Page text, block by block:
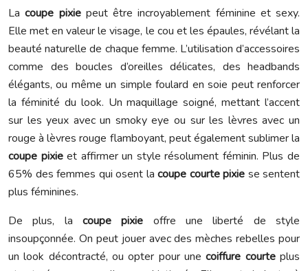
Lacoupe pixie peut être incroyablement féminine et sexy.
Elle met en valeur le visage, le cou et les épaules, révélant la
beauté naturelle de chaque femme. L’utilisation d’accessoires
comme des boucles d’oreilles délicates, des headbands
élégants, ou même un simple foulard en soie peut renforcer
la féminité du look. Un maquillage soigné, mettant l’accent
sur les yeux avec un smoky eye ou sur les lèvres avec un
rouge à lèvres rouge flamboyant, peut également sublimer la
coupe pixieet affirmer un style résolument féminin. Plus de
65% des femmes qui osent la coupe courte pixie se sentent
plus féminines.
De plus, la coupe pixie offre une liberté de style
insoupçonnée. On peut jouer avec des mèches rebelles pour
un look décontracté, ou opter pour unecoiffure courteplus